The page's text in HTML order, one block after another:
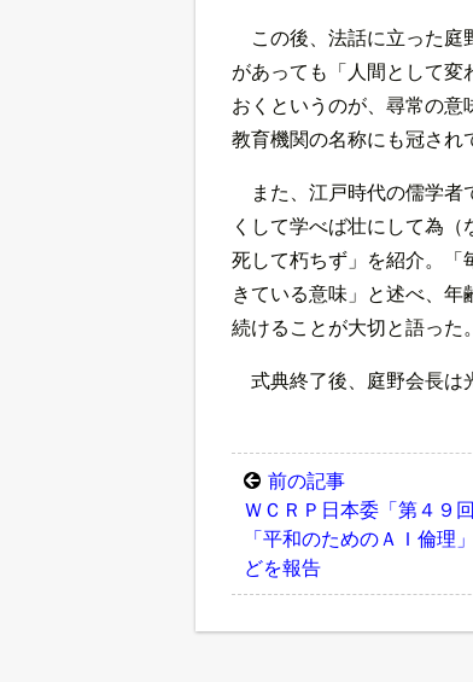
この後、法話に立った
があっても「人間として
おくというのが、尋常の
教育機関の名称にも冠され
また、江戸時代の儒学者
くして学べば壮にして為
死して朽ちず」を紹介。
きている意味」と述べ、
続けることが大切と語った。
式典終了後、庭野会長は
前の記事
ＷＣＲＰ日本委「第４９
「平和のためのＡＩ倫理
どを報告